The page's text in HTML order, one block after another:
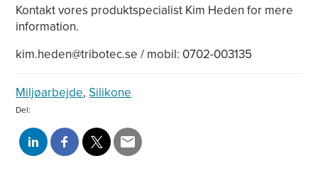
Kontakt vores produktspecialist Kim Heden for mere
information.
kim.heden@tribotec.se / mobil: 0702-003135
Miljøarbejde,Silikone
Del: